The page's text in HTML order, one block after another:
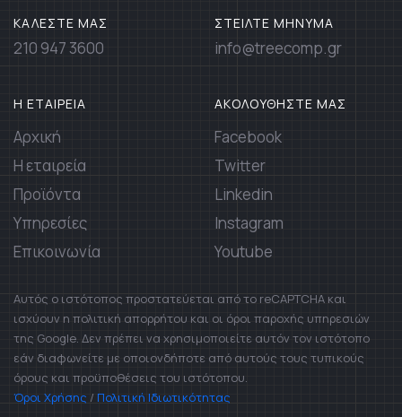
ΚΑΛΕΣΤΕ ΜΑΣ
210 947 3600
ΣΤΕΙΛΤΕ ΜΗΝΥΜΑ
info@treecomp.gr
Η ΕΤΑΙΡΕΙΑ
Αρχική
Η εταιρεία
Προϊόντα
Υπηρεσίες
Επικοινωνία
ΑΚΟΛΟΥΘΗΣΤΕ ΜΑΣ
Facebook
Twitter
Linkedin
Instagram
Youtube
Αυτός ο ιστότοπος προστατεύεται από το reCAPTCHA και
ισχύουν η πολιτική απορρήτου και οι όροι παροχής υπηρεσιών
της Google. Δεν πρέπει να χρησιμοποιείτε αυτόν τον ιστότοπο
εάν διαφωνείτε με οποιονδήποτε από αυτούς τους τυπικούς
όρους και προϋποθέσεις του ιστότοπου.
Όροι Χρήσης / Πολιτική Ιδιωτικότητας